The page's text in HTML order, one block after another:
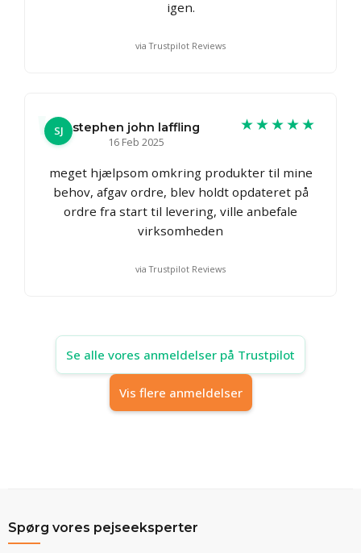
igen.
via Trustpilot Reviews
SJ
stephen john laffling
16 Feb 2025
★★★★★
meget hjælpsom omkring produkter til mine
behov, afgav ordre, blev holdt opdateret på
ordre fra start til levering, ville anbefale
virksomheden
via Trustpilot Reviews
Se alle vores anmeldelser på Trustpilot
Vis flere anmeldelser
Spørg vores pejseeksperter